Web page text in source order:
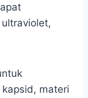
materi